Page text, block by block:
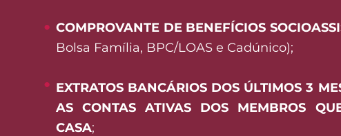
●
●
COMPROVANTE DE BENEFÍCIOS
Bolsa Família, BPC/LOAS e Cadúnico);
EXTRATOS BANCÁRIOS DOS ÚLTIMOS 3
AS CONTAS ATIVAS DOS MEMBROS
CASA;